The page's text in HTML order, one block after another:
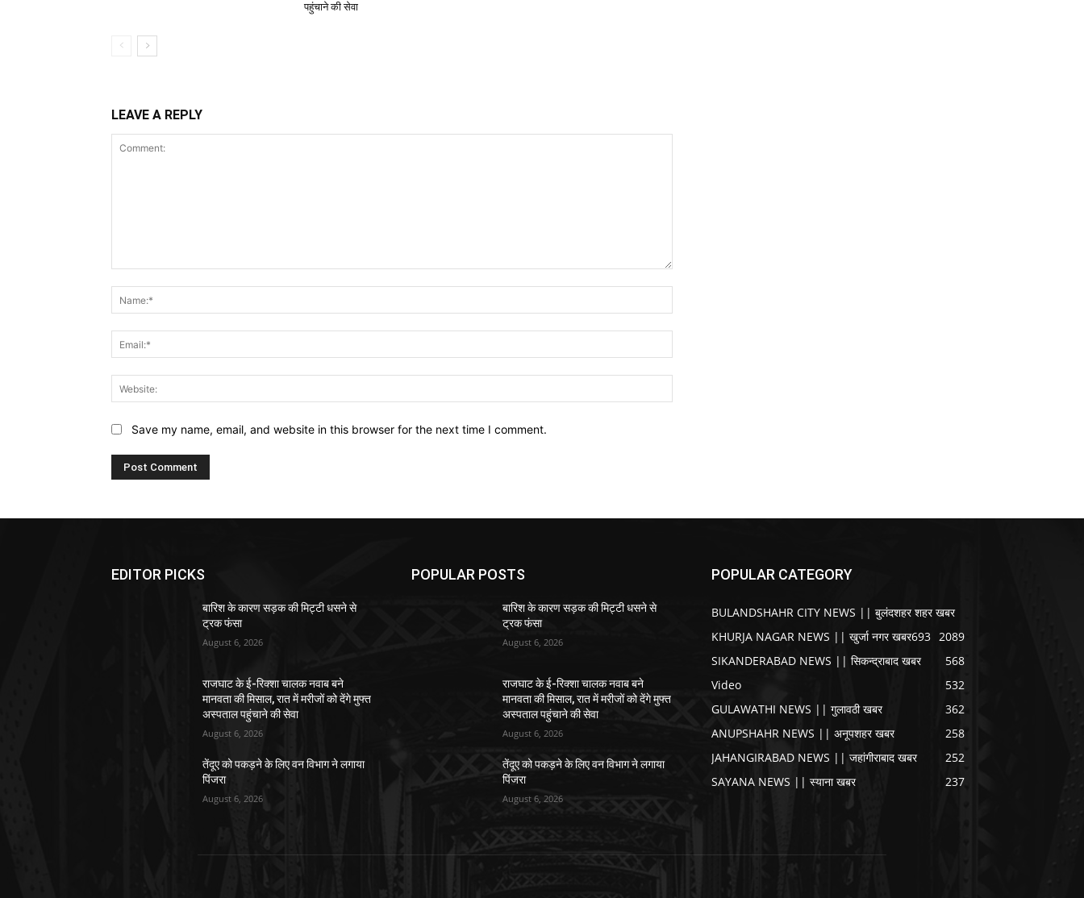
पहुंचाने की सेवा
LEAVE A REPLY
Save my name, email, and website in this browser for the next time I comment.
EDITOR PICKS
बारिश के कारण सड़क की मिट्टी धसने से
ट्रक फंसा
August 6, 2026
राजघाट के ई-रिक्शा चालक नवाब बने
मानवता की मिसाल, रात में मरीजों को देंगे मुफ्त
अस्पताल पहुंचाने की सेवा
August 6, 2026
तेंदूए को पकड़ने के लिए वन विभाग ने लगाया
पिंजरा
August 6, 2026
POPULAR POSTS
बारिश के कारण सड़क की मिट्टी धसने से
ट्रक फंसा
August 6, 2026
राजघाट के ई-रिक्शा चालक नवाब बने
मानवता की मिसाल, रात में मरीजों को देंगे मुफ्त
अस्पताल पहुंचाने की सेवा
August 6, 2026
तेंदूए को पकड़ने के लिए वन विभाग ने लगाया
पिंजरा
August 6, 2026
POPULAR CATEGORY
BULANDSHAHR CITY NEWS || बुलंदशहर शहर खबर
2089
KHURJA NAGAR NEWS || खुर्जा नगर खबर693
SIKANDERABAD NEWS || सिकन्द्राबाद खबर
568
Video
532
GULAWATHI NEWS || गुलावठी खबर
362
ANUPSHAHR NEWS || अनूपशहर खबर
258
JAHANGIRABAD NEWS || जहांगीराबाद खबर
252
SAYANA NEWS || स्याना खबर
237